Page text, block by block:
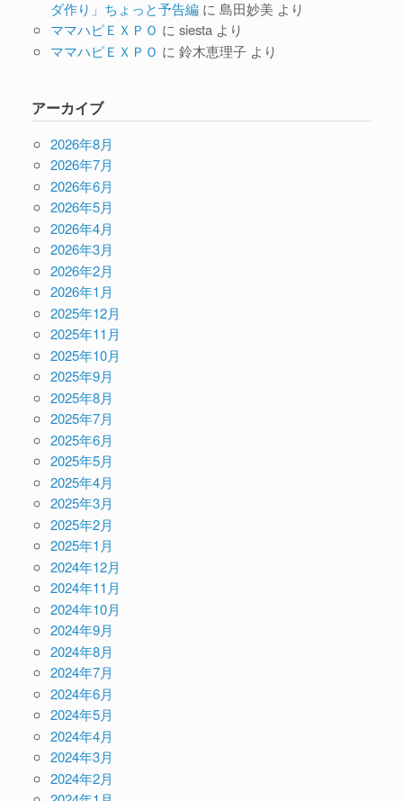
ダ作り」ちょっと予告編に 島田妙美 より
ママハピＥＸＰＯ に siestaより
ママハピＥＸＰＯ に 鈴木恵理子より
アーカイブ
2026年8月
2026年7月
2026年6月
2026年5月
2026年4月
2026年3月
2026年2月
2026年1月
2025年12月
2025年11月
2025年10月
2025年9月
2025年8月
2025年7月
2025年6月
2025年5月
2025年4月
2025年3月
2025年2月
2025年1月
2024年12月
2024年11月
2024年10月
2024年9月
2024年8月
2024年7月
2024年6月
2024年5月
2024年4月
2024年3月
2024年2月